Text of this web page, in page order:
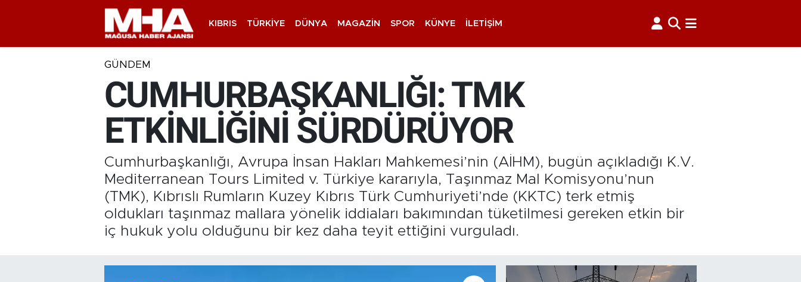
KIBRIS TÜRKIYE DÜNYA MAGAZIN SPOR KÜNYE İLETIŞIM
GÜNDEM
CUMHURBAŞKANLIĞI: TMK
ETKİNLİĞİNİ SÜRDÜRÜYOR
Cumhurbaşkanlığı, Avrupa İnsan Hakları Mahkemesi’nin (AİHM), bugün açıkladığı K.V.
Mediterranean Tours Limited v. Türkiye kararıyla, Taşınmaz Mal Komisyonu’nun
(TMK), Kıbrıslı Rumların Kuzey Kıbrıs Türk Cumhuriyeti’nde (KKTC) terk etmiş
oldukları taşınmaz mallara yönelik iddiaları bakımından tüketilmesi gereken etkin bir
iç hukuk yolu olduğunu bir kez daha teyit ettiğini vurguladı.